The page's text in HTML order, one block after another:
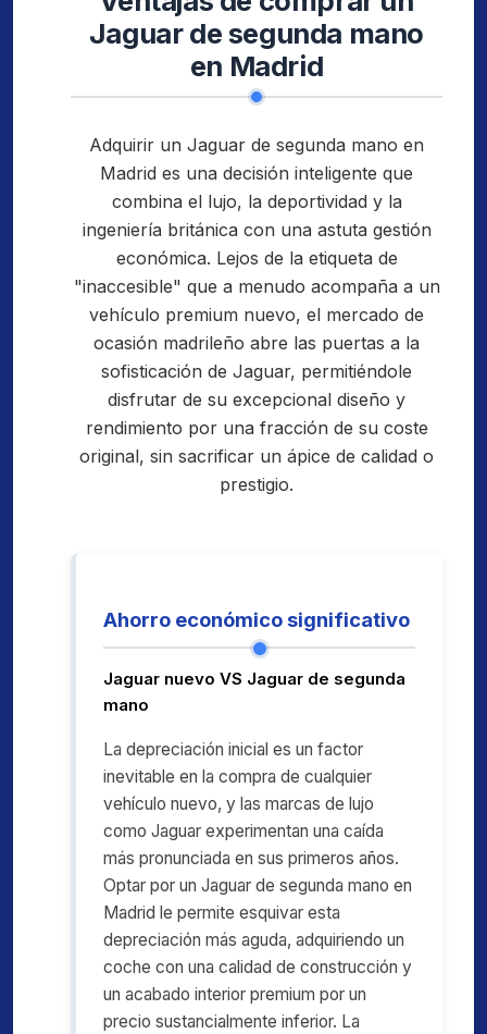
Jaguar de segunda mano
en Madrid
Adquirir un Jaguar de segunda mano en
Madrid es una decisión inteligente que
combina el lujo, la deportividad y la
ingeniería británica con una astuta gestión
económica. Lejos de la etiqueta de
"inaccesible" que a menudo acompaña a un
vehículo premium nuevo, el mercado de
ocasión madrileño abre las puertas a la
sofisticación de Jaguar, permitiéndole
disfrutar de su excepcional diseño y
rendimiento por una fracción de su coste
original, sin sacrificar un ápice de calidad o
prestigio.
Ahorro económico significativo
Jaguar nuevo VS Jaguar de segunda
mano
La depreciación inicial es un factor
inevitable en la compra de cualquier
vehículo nuevo, y las marcas de lujo
como Jaguar experimentan una caída
más pronunciada en sus primeros años.
Optar por un Jaguar de segunda mano en
Madrid le permite esquivar esta
depreciación más aguda, adquiriendo un
coche con una calidad de construcción y
un acabado interior premium por un
precio sustancialmente inferior. La